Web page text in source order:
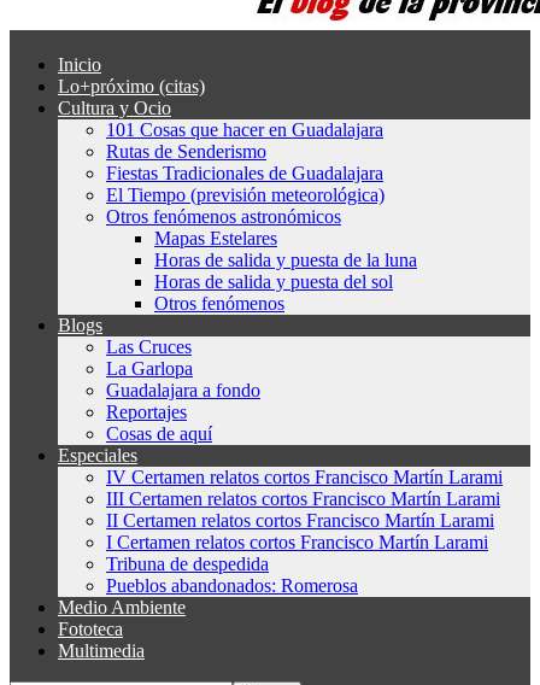
Inicio
Lo+próximo (citas)
Cultura y Ocio
101 Cosas que hacer en Guadalajara
Rutas de Senderismo
Fiestas Tradicionales de Guadalajara
El Tiempo (previsión meteorológica)
Otros fenómenos astronómicos
Mapas Estelares
Horas de salida y puesta de la luna
Horas de salida y puesta del sol
Otros fenómenos
Blogs
Las Cruces
La Garlopa
Guadalajara a fondo
Reportajes
Cosas de aquí
Especiales
IV Certamen relatos cortos Francisco Martín Larami
III Certamen relatos cortos Francisco Martín Larami
II Certamen relatos cortos Francisco Martín Larami
I Certamen relatos cortos Francisco Martín Larami
Tribuna de despedida
Pueblos abandonados: Romerosa
Medio Ambiente
Fototeca
Multimedia